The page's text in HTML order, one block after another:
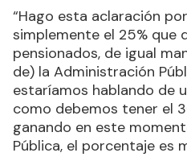
“Hago esta aclaración
simplemente el 25% que
pensionados, de igual
de) la Administración
estaríamos hablando de
como debemos tener el
ganando en este
Pública, el porcentaje es